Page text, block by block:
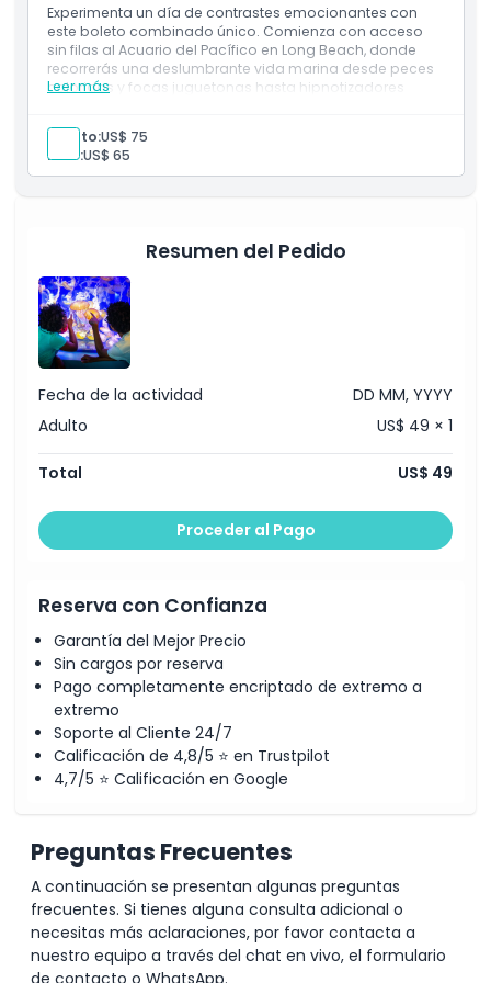
Política para Niños y Adultos
Exclusiones
Horario de Apertura
Cómo Llegar
Cómo Canjear
Política de Cancelación
espectáculo del Teatro Pacific Visions
Experimenta un día de contrastes emocionantes con
este boleto combinado único. Comienza con acceso
sin filas al Acuario del Pacífico en Long Beach, donde
recorrerás una deslumbrante vida marina desde peces
coloridos y focas juguetonas hasta hipnotizadores
del Museo Medieval de la Tortura, y eleva la aventura
con una experiencia escalofriante de caza de
fantasmas entre artefactos históricos. Es una mezcla
perfecta de maravilla oceánica y misterio medieval
Leer más
Adulto:US$ 75
Niño:US$ 65
Resumen del Pedido
Fecha de la actividad
DD MM, YYYY
Adulto
US$ 49 × 1
Total US$ 49
Proceder al Pago
Reserva con Confianza
Garantía del Mejor Precio
Sin cargos por reserva
Pago completamente encriptado de extremo a
extremo
Soporte al Cliente 24/7
Calificación de 4,8/5 ⭐ en Trustpilot
4,7/5 ⭐ Calificación en Google
Preguntas Frecuentes
A continuación se presentan algunas preguntas
frecuentes. Si tienes alguna consulta adicional o
necesitas más aclaraciones, por favor contacta a
nuestro equipo a través del chat en vivo, el formulario
de contacto o WhatsApp.